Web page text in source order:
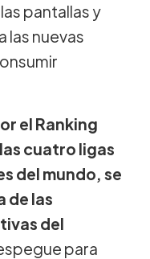
pantallas y
las nuevas
el Ranking
cuatro ligas
del mundo, se
de las
del
para